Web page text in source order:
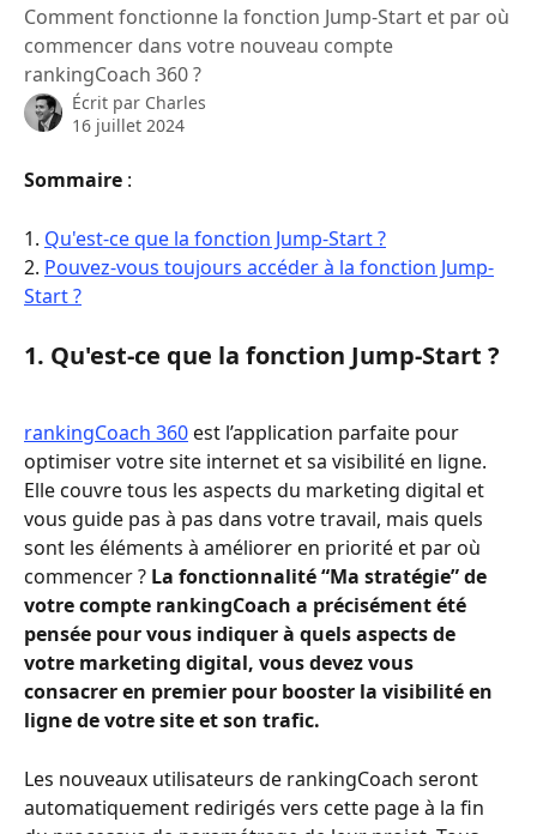
Comment fonctionne la fonction Jump-Start et par où
commencer dans votre nouveau compte
rankingCoach 360 ?
Écrit par Charles
16 juillet 2024
Sommaire :
1. Qu'est-ce que la fonction Jump-Start ?
2. Pouvez-vous toujours accéder à la fonction Jump-
Start ?
1. Qu'est-ce que la fonction Jump-Start ?
rankingCoach 360 est l’application parfaite pour
optimiser votre site internet et sa visibilité en ligne.
Elle couvre tous les aspects du marketing digital et
vous guide pas à pas dans votre travail, mais quels
sont les éléments à améliorer en priorité et par où
commencer ? La fonctionnalité “Ma stratégie” de
votre compte rankingCoach a précisément été
pensée pour vous indiquer à quels aspects de
votre marketing digital, vous devez vous
consacrer en premier pour booster la visibilité en
ligne de votre site et son trafic.
Les nouveaux utilisateurs de rankingCoach seront
automatiquement redirigés vers cette page à la fin